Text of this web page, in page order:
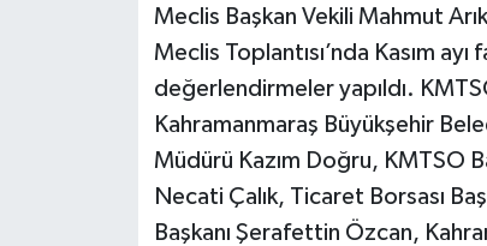
Meclis Başkan Vekili Mahmut
Meclis Toplantısı’nda Kasım
değerlendirmeler yapıldı.
Kahramanmaraş Büyükşehir
Müdürü Kazım Doğru, KMTSO
Necati Çalık, Ticaret Borsası
Başkanı Şerafettin Özcan,